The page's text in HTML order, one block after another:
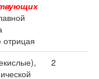
отрицая
2